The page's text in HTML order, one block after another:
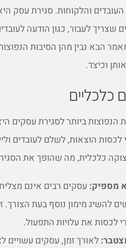
והלקוחות. סגירת עסק
שצריך לעבור, כגון הודעה
הבא נבין מהן הסיבות
וכיצד.
כלכליים
הנפוצות ביותר לסגירת עסקים
לכסות הוצאות, לשלם לעובדים
כלכלית, מה שהופך את
מספיק: עסקים רבים אינם
להשיג מימון נוסף בעת הצורך.
לכסות את עלויות התפעול.
לאורך זמן, עסקים עשויים